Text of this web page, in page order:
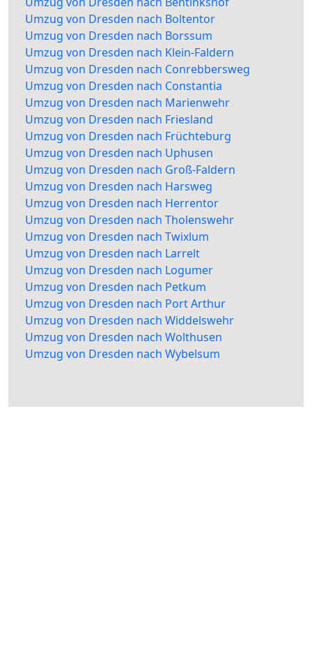
Umzug von Dresden nach Boltentor
Umzug von Dresden nach Borssum
Umzug von Dresden nach Klein-Faldern
Umzug von Dresden nach Conrebbersweg
Umzug von Dresden nach Constantia
Umzug von Dresden nach Marienwehr
Umzug von Dresden nach Friesland
Umzug von Dresden nach Früchteburg
Umzug von Dresden nach Uphusen
Umzug von Dresden nach Groß-Faldern
Umzug von Dresden nach Harsweg
Umzug von Dresden nach Herrentor
Umzug von Dresden nach Tholenswehr
Umzug von Dresden nach Twixlum
Umzug von Dresden nach Larrelt
Umzug von Dresden nach Logumer
Umzug von Dresden nach Petkum
Umzug von Dresden nach Port Arthur
Umzug von Dresden nach Widdelswehr
Umzug von Dresden nach Wolthusen
Umzug von Dresden nach Wybelsum